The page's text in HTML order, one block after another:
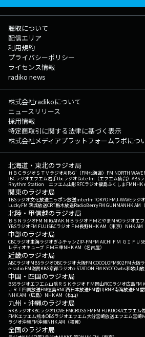
聴取について
配信エリア
利用規約
プライバシーポリシー
ライセンス情報
radiko news
株式会社radikoについて
ニュースリリース
採用情報
特定商取引に関する法律に基づく表示
株式会社メディアプラットフォームラボにつ
北海道・東北のラジオ局
ＨＢＣラジオＳＴＶラジオAIR-G'（FM北海道） FM NORTH WAVE
IBCラジオエフエム岩手tbcラジオDate fm（エフエム仙台） ABS
Rhythm Station エフエム山形RFCラジオ福島ふくしまFMNHK
関東のラジオ局
TBSラジオ文化放送ニッポン放送interfmTOKYO FMJ-WAVEラジ
LuckyFM 茨城放送CRT栃木放送RadioBerryFM GUNMANHK AM（
北陸・甲信越のラジオ局
ＢＳＮラジオFM NIIGATAＫＮＢラジオ ＦＭとやまMROラジオエ
YBSラジオFM FUJISBCラジオ ＦＭ長野NHK AM（東京） NHK AM
中部のラジオ局
CBCラジオ東海ラジオぎふチャンZIP-FMFM AICHI ＦＭ ＧＩＦＵ
レディオキューブ ＦＭ三重NHK AM（名古屋）
近畿のラジオ局
ABCラジオMBSラジオOBCラジオ大阪FM COCOLOFM802FM大阪
e-radio FM滋賀KBS京都ラジオα-STATION FM KYOTOwbs和歌山
中国・四国のラジオ局
BSSラジオエフエム山陰ＲＳＫラジオ ＦＭ岡山RCCラジオ広島FM
ＪＲＴ四国放送FM徳島RNC西日本放送FM香川RNB南海放送FM
NHK AM（広島） NHK AM（松山）
九州・沖縄のラジオ局
RKBラジオKBCラジオLOVE FMCROSS FMFM FUKUOKAエフエム
FMKエフエム熊本OBSラジオエフエム大分宮崎放送エフエム宮崎
ラジオ沖縄FM沖縄NHK AM（福岡）
全国のラジオ局